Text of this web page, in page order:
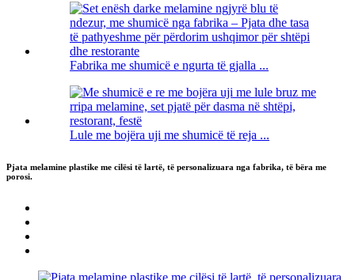
Fabrika me shumicë e ngurta të gjalla ...
Lule me bojëra uji me shumicë të reja ...
Pjata melamine plastike me cilësi të lartë, të personalizuara nga fabrika, të bëra me
porosi.